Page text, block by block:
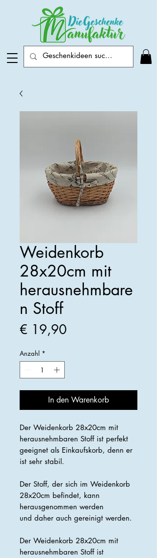
Weidenkorb
28x20cm mit
herausnehmbare
n Stoff
€ 19,90
Anzahl *
In den Warenkorb
Der Weidenkorb 28x20cm mit
herausnehmbaren Stoff ist perfekt
geeignet als Einkaufskorb, denn er
ist sehr stabil.
Der Stoff, der sich im Weidenkorb
28x20cm befindet, kann
herausgenommen werden
und daher auch gereinigt werden.
Der Weidenkorb 28x20cm mit
herausnehmbaren Stoff ist